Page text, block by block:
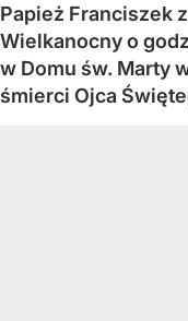
Papież Franciszek
Wielkanocny o
w Domu św. Marty
śmierci Ojca